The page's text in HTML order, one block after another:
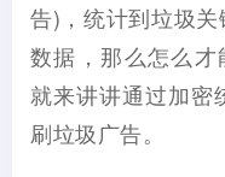
告)，统计到垃圾
数据，那么怎么
就来讲讲通过加密
刷垃圾广告。